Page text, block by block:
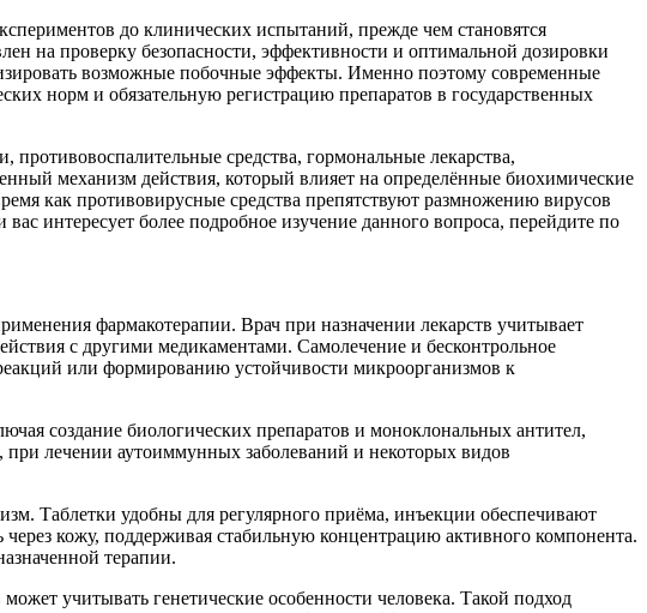
до клинических испытаний, прежде чем становятся
на проверку безопасности, эффективности и оптимальной дозировки
возможные побочные эффекты. Именно поэтому современные
норм и обязательную регистрацию препаратов в государственных
средства, гормональные лекарства,
механизм действия, который влияет на определённые биохимические
как противовирусные средства препятствуют размножению вирусов
интересует более подробное изучение данного вопроса, перейдите по
фармакотерапии. Врач при назначении лекарств учитывает
с другими медикаментами. Самолечение и бесконтрольное
или формированию устойчивости микроорганизмов к
создание биологических препаратов и моноклональных антител,
при лечении аутоиммунных заболеваний и некоторых видов
Таблетки удобны для регулярного приёма, инъекции обеспечивают
кожу, поддерживая стабильную концентрацию активного компонента.
терапии.
учитывать генетические особенности человека. Такой подход